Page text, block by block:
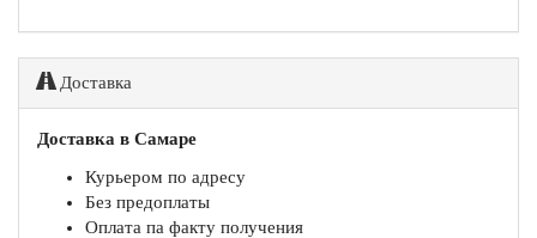
Доставка
Доставка в Самаре
Курьером по адресу
Без предоплаты
Оплата па факту получения